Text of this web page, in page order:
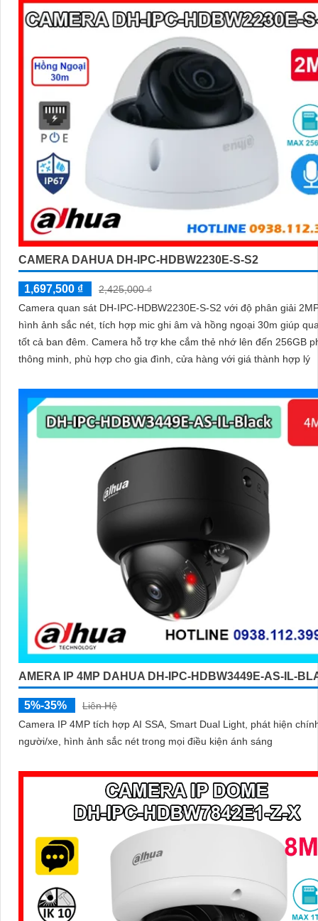
CAMERA DAHUA DH-IPC-HDBW2230E-S-S2
1,697,500 ₫
2,425,000 ₫
Camera quan sát DH-IPC-HDBW2230E-S-S2 với độ phân giải
hình ảnh sắc nét, tích hợp mic ghi âm và hồng ngoại 30m giúp
tốt cả ban đêm. Camera hỗ trợ khe cắm thẻ nhớ lên đến 256GB phát hiện
thông minh, phù hợp cho gia đình, cửa hàng với giá thành hợp lý
AMERA IP 4MP DAHUA DH-IPC-HDBW3449E-AS-IL-
5%-35%
Liên Hệ
Camera IP 4MP tích hợp AI SSA, Smart Dual Light, phát hiện
người/xe, hình ảnh sắc nét trong mọi điều kiện ánh sáng